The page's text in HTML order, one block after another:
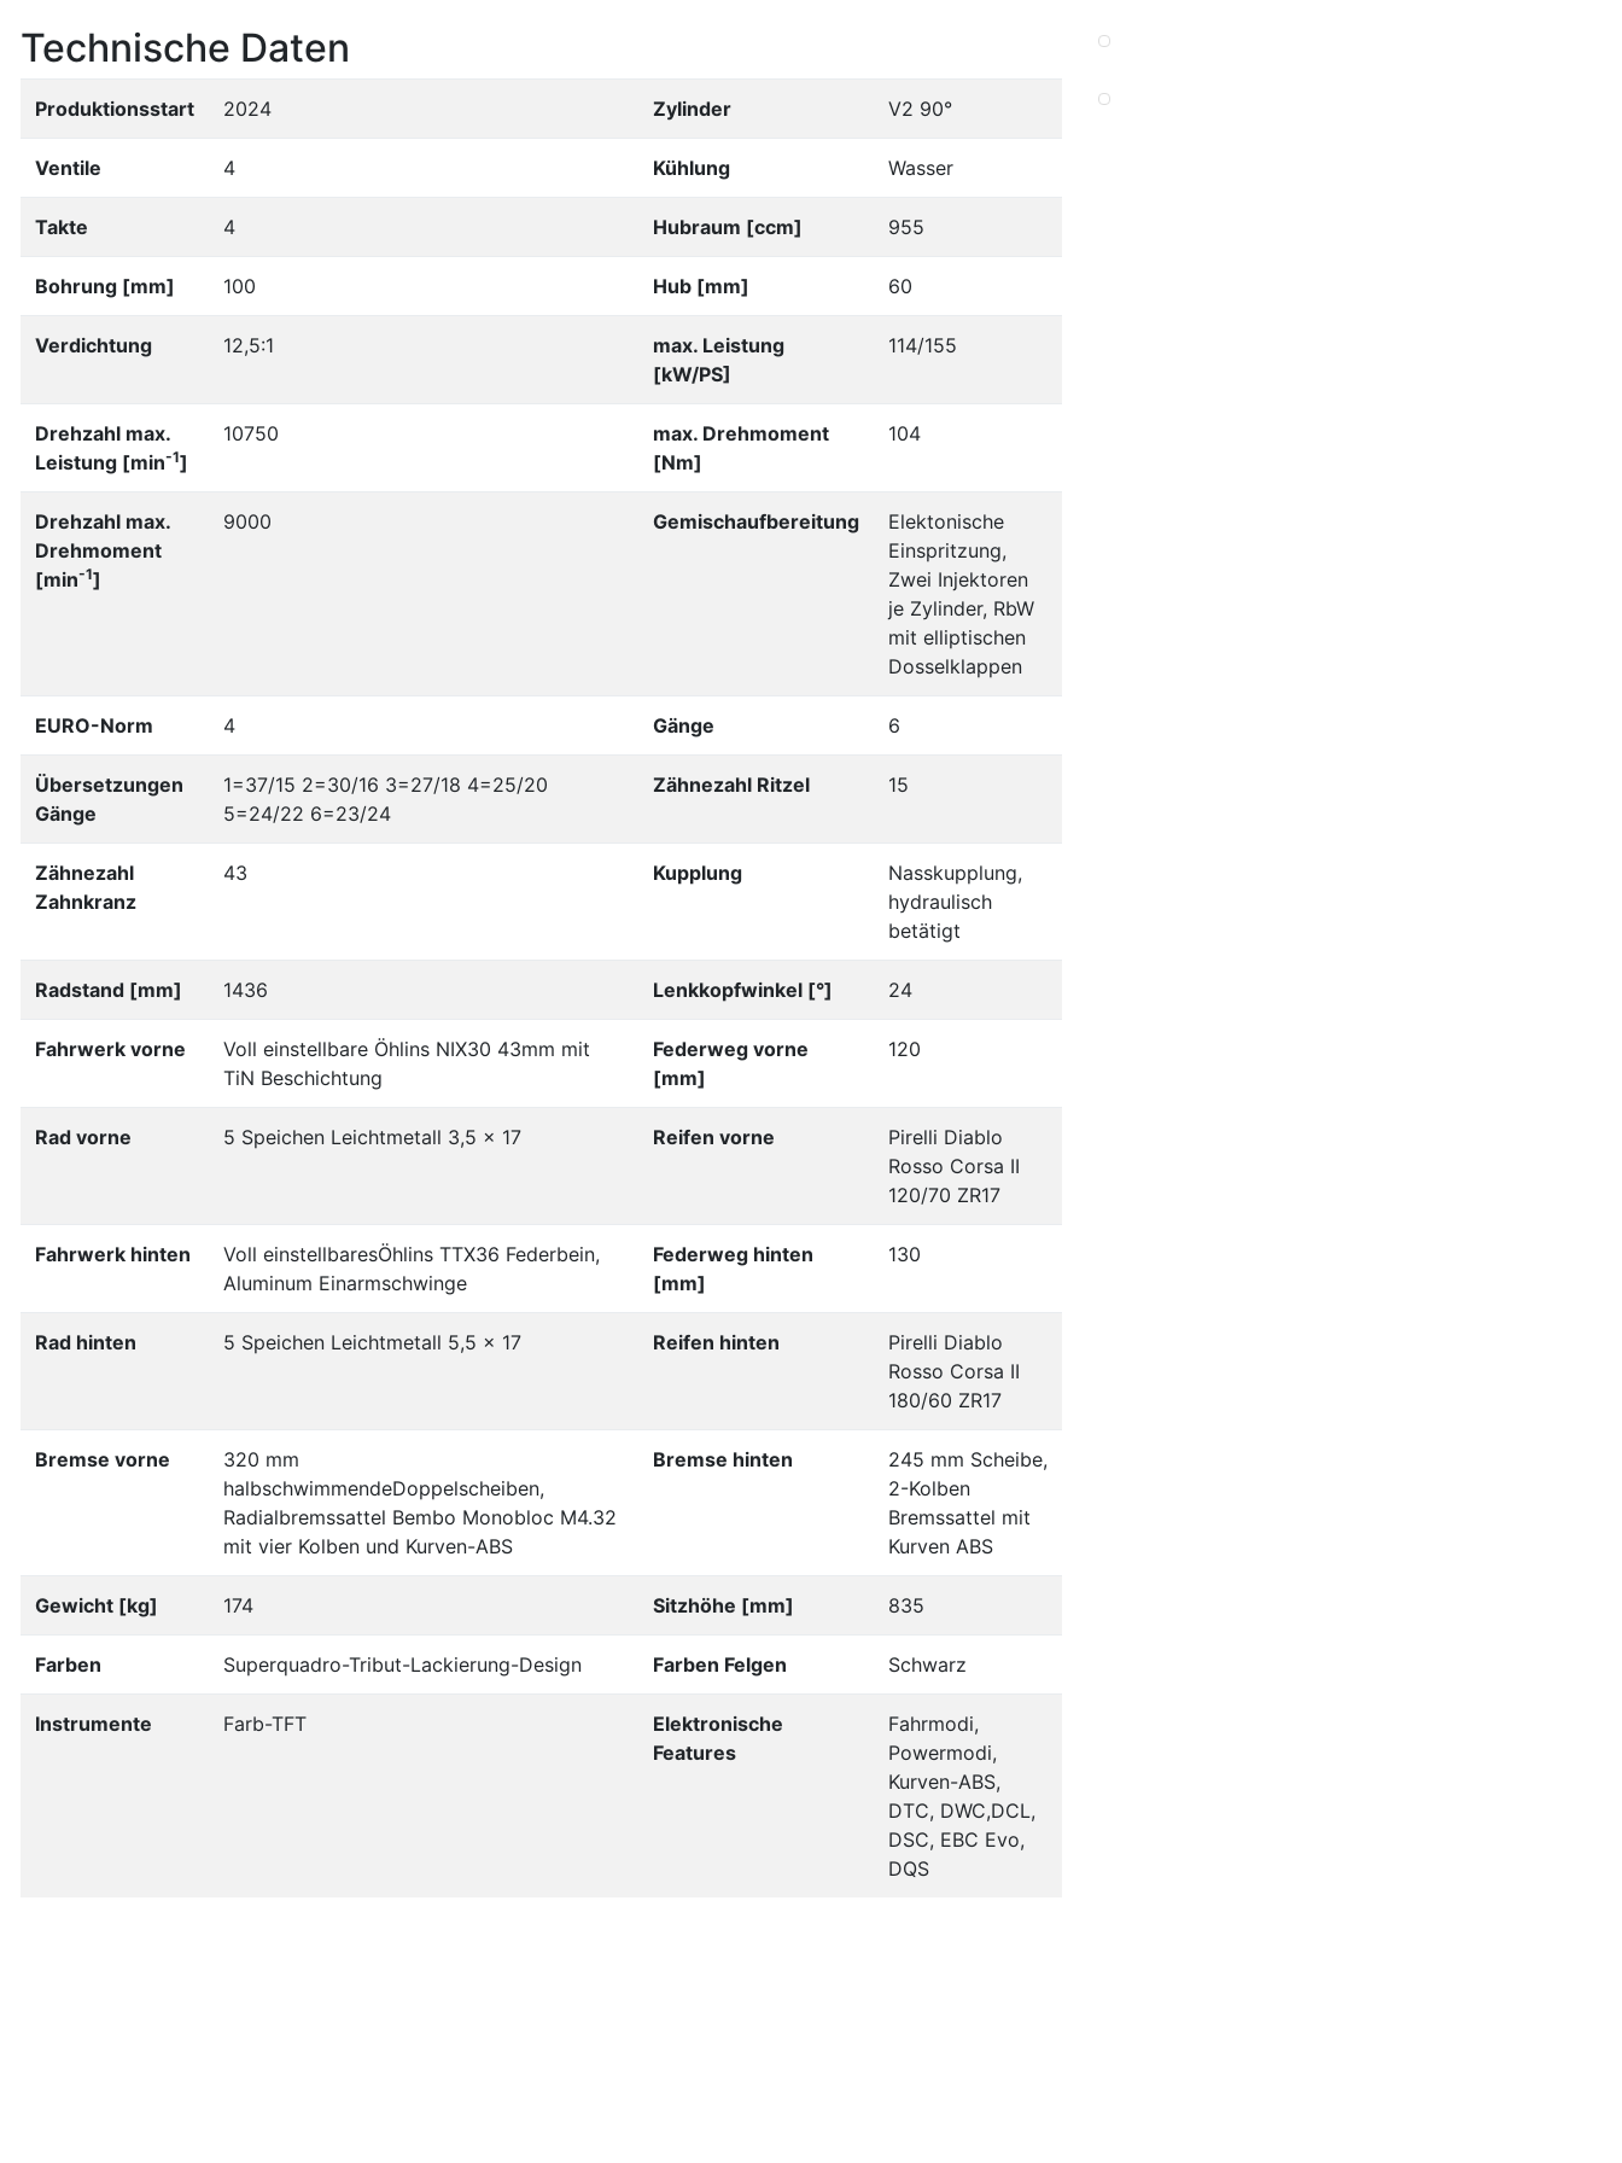
Technische Daten
Produktionsstart 2024 Zylinder V2 90°
Ventile 4 Kühlung Wasser
Takte 4 Hubraum [ccm] 955
Bohrung [mm] 100 Hub [mm] 60
Verdichtung 12,5:1
max. Leistung
[kW/PS]
114/155
Drehzahl max.
Leistung [min-1]
10750
max. Drehmoment
[Nm]
104
Drehzahl max.
Drehmoment
[min-1]
9000 Gemischaufbereitung
Elektonische
Einspritzung,
Zwei Injektoren
je Zylinder, RbW
mit elliptischen
Dosselklappen
EURO-Norm 4 Gänge 6
Übersetzungen
Gänge
1=37/15 2=30/16 3=27/18 4=25/20
5=24/22 6=23/24
Zähnezahl Ritzel 15
Zähnezahl
Zahnkranz
43 Kupplung
Nasskupplung,
hydraulisch
betätigt
Radstand [mm] 1436 Lenkkopfwinkel [°] 24
Fahrwerk vorne
Voll einstellbare Öhlins NIX30 43mm mit
TiN Beschichtung
Federweg vorne
[mm]
120
Rad vorne 5 Speichen Leichtmetall 3,5 x 17 Reifen vorne
Pirelli Diablo
Rosso Corsa II
120/70 ZR17
Fahrwerk hinten
Voll einstellbaresÖhlins TTX36 Federbein,
Aluminum Einarmschwinge
Federweg hinten
[mm]
130
Rad hinten 5 Speichen Leichtmetall 5,5 x 17 Reifen hinten
Pirelli Diablo
Rosso Corsa II
180/60 ZR17
Bremse vorne
320 mm
halbschwimmendeDoppelscheiben,
Radialbremssattel Bembo Monobloc M4.32
mit vier Kolben und Kurven-ABS
Bremse hinten
245 mm Scheibe,
2-Kolben
Bremssattel mit
Kurven ABS
Gewicht [kg] 174 Sitzhöhe [mm] 835
Farben Superquadro-Tribut-Lackierung-Design Farben Felgen Schwarz
Instrumente Farb-TFT
Elektronische
Features
Fahrmodi,
Powermodi,
Kurven-ABS,
DTC, DWC,DCL,
DSC, EBC Evo,
DQS